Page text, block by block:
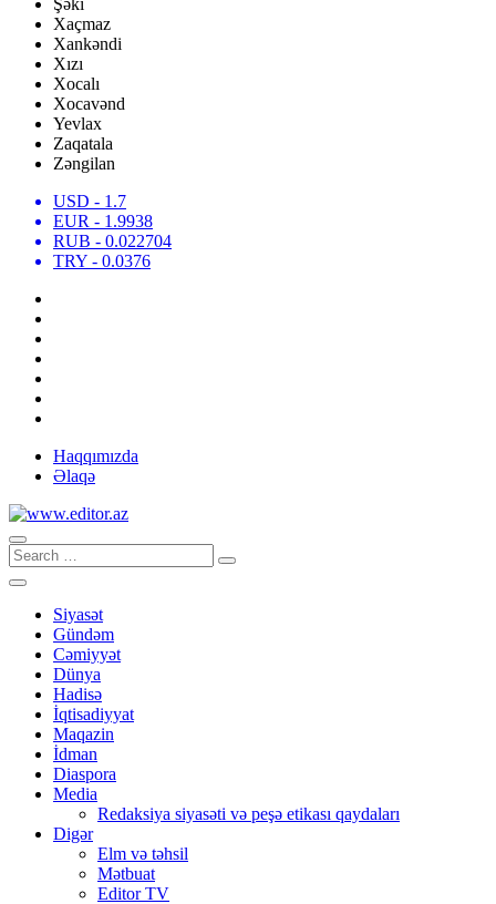
Şəki
Xaçmaz
Xankəndi
Xızı
Xocalı
Xocavənd
Yevlax
Zaqatala
Zəngilan
USD - 1.7
EUR - 1.9938
RUB - 0.022704
TRY - 0.0376
Haqqımızda
Əlaqə
Siyasət
Gündəm
Cəmiyyət
Dünya
Hadisə
İqtisadiyyat
Maqazin
İdman
Diaspora
Media
Redaksiya siyasəti və peşə etikası qaydaları
Digər
Elm və təhsil
Mətbuat
Editor TV